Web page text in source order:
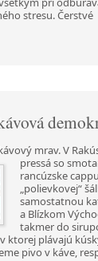
stresu. Čerstvé
mrav. V
pressá so
rancúzske
„polievkovej“
samostatnou
a Blízkom
takmer do
ktorej plávajú
pivo v káve,